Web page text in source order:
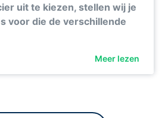
uit te kiezen, stellen wij je
voor die de verschillende
Meer lezen